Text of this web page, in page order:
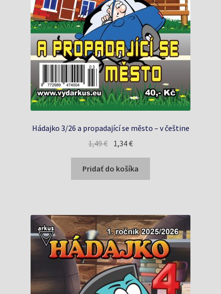
Hádajko 3/26 a propadající se město – v češtine
1,49€ Pôvodná
bola:
1,49 €.
1,34€Aktuálna
je:
1,34 €.
Pridať do košíka